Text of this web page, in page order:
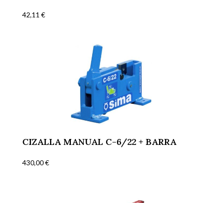
42,11 €
CIZALLA MANUAL C-6/22 + BARRA
430,00€